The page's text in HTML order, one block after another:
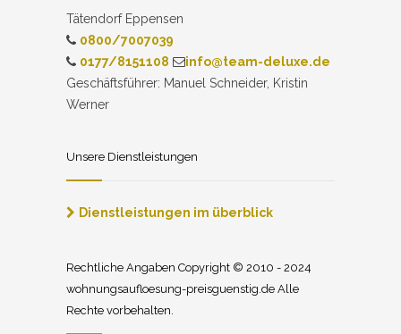
Tätendorf Eppensen
0800/7007039
0177/8151108
info@team-deluxe.de
Geschäftsführer: Manuel Schneider, Kristin
Werner
Unsere Dienstleistungen
Dienstleistungen im überblick
Rechtliche Angaben Copyright © 2010 - 2024
wohnungsaufloesung-preisguenstig.de Alle
Rechte vorbehalten.